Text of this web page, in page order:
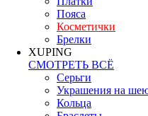
Пояса
Косметички
Брелки
XUPING
СМОТРЕТЬ ВСЁ
Серьги
Украшения на
Кольца